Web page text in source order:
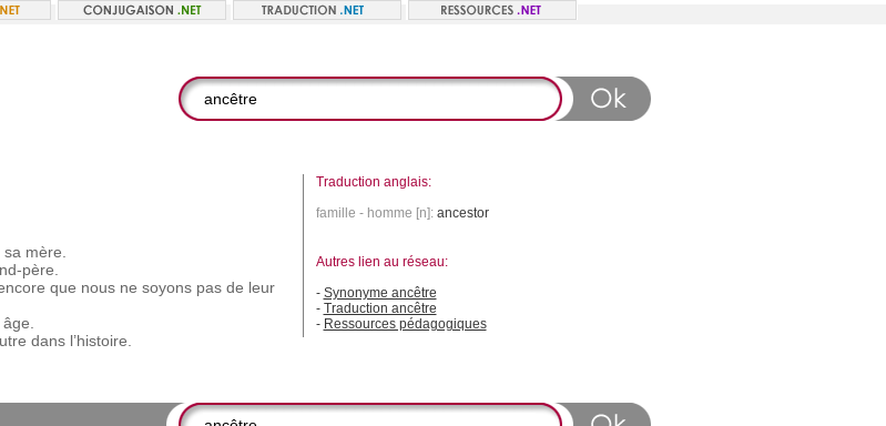
sa mère.
père.
que nous ne soyons pas de leur
âge.
dans l’histoire.
Traduction anglais:
famille - homme [n]: ancestor
Autres lien au réseau:
- Synonyme ancêtre
- Traduction ancêtre
- Ressources pédagogiques